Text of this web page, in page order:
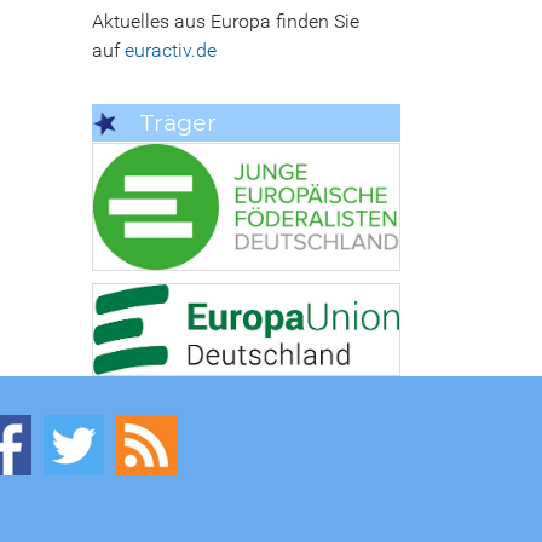
Aktuelles aus Europa finden Sie
aufeuractiv.de
Träger